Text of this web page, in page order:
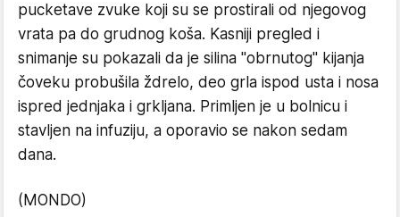
pucketave zvuke koji su se prostirali od njegovog
vrata pa do grudnog koša. Kasniji pregled i
snimanje su pokazali da je silina "obrnutog" kijanja
čoveku probušila ždrelo, deo grla ispod usta i nosa
ispred jednjaka i grkljana. Primljen je u bolnicu i
stavljen na infuziju, a oporavio se nakon sedam
dana.
(MONDO)